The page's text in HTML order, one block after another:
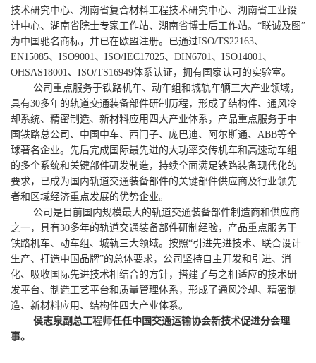
技术研究中心、湖南省复合材料工程技术研究中心、湖南省工业设
计中心、湖南省院士专家工作站、湖南省博士后工作站。“联诚及图”
为中国驰名商标，并已在欧盟注册。已通过ISO/TS22163、
EN15085、ISO9001、ISO/IEC17025、DIN6701、ISO14001、
OHSAS18001、ISO/TS16949体系认证，拥有国家认可的实验室。
公司重点服务于铁路机车、动车组和城轨车辆三大产业领域，
具有30多年的轨道交通装备部件研制历程，形成了结构件、通风冷
却系统、精密制造、新材料应用四大产业体系，产品重点服务于中
国铁路总公司、中国中车、西门子、庞巴迪、阿尔斯通、ABB等全
球著名企业。先后完成国际最先进的大功率交传机车和高速动车组
的多个系统和关键部件研发制造，持续全面满足铁路装备现代化的
要求，已成为国内轨道交通装备部件的关键部件供应商及行业领先
者和区域经济重点发展的优势企业。
公司是目前国内规模最大的轨道交通装备部件制造商和供应商
之一，具有30多年的轨道交通装备部件研制经验，产品重点服务于
铁路机车、动车组、城轨三大领域。按照“引进先进技术、联合设计
生产、打造中国品牌”的总体要求，公司坚持自主开发和引进、消
化、吸收国际先进技术相结合的方针，搭建了与之相适应的技术研
发平台、制造工艺平台和质量管理体系，形成了通风冷却、精密制
造、新材料应用、结构件四大产业体系。
侯志泉副总工程师任任中国交通运输协会新技术促进分会理
事。